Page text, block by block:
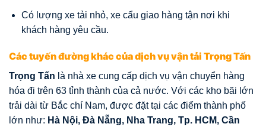
Có lượng xe tải nhỏ, xe cẩu giao hàng tận nơi khi
khách hàng yêu cầu.
Các tuyến đường khác của dịch vụ vận tải Trọng Tấn
Trọng Tấn là nhà xe cung cấp dịch vụ vận chuyển hàng
hóa đi trên 63 tỉnh thành của cả nước. Với các kho bãi lớn
trải dài từ Bắc chí Nam, được đặt tại các điểm thành phố
lớn như: Hà Nội, Đà Nẵng, Nha Trang, Tp. HCM, Cần